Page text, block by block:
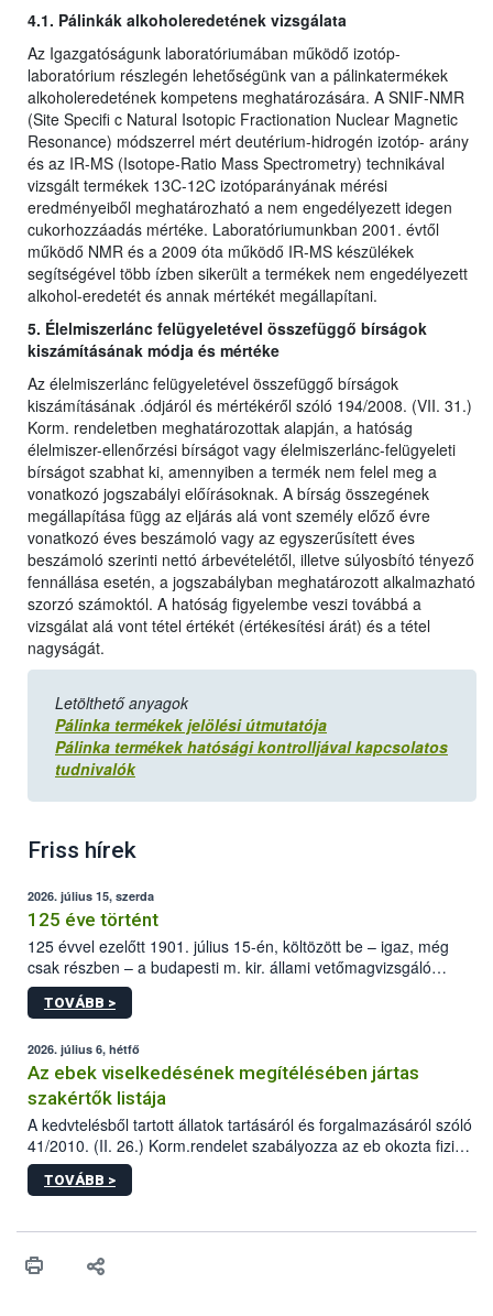
4.1. Pálinkák alkoholeredetének vizsgálata
Az Igazgatóságunk laboratóriumában működő izotóp-
laboratórium részlegén lehetőségünk van a pálinkatermékek
alkoholeredetének kompetens meghatározására. A SNIF-NMR
(Site Specifi c Natural Isotopic Fractionation Nuclear Magnetic
Resonance) módszerrel mért deutérium-hidrogén izotóp- arány
és az IR-MS (Isotope-Ratio Mass Spectrometry) technikával
vizsgált termékek 13C-12C izotóparányának mérési
eredményeiből meghatározható a nem engedélyezett idegen
cukorhozzáadás mértéke. Laboratóriumunkban 2001. évtől
működő NMR és a 2009 óta működő IR-MS készülékek
segítségével több ízben sikerült a termékek nem engedélyezett
alkohol-eredetét és annak mértékét megállapítani.
5. Élelmiszerlánc felügyeletével összefüggő bírságok
kiszámításának módja és mértéke
Az élelmiszerlánc felügyeletével összefüggő bírságok
kiszámításának .ódjáról és mértékéről szóló 194/2008. (VII. 31.)
Korm. rendeletben meghatározottak alapján, a hatóság
élelmiszer-ellenőrzési bírságot vagy élelmiszerlánc-felügyeleti
bírságot szabhat ki, amennyiben a termék nem felel meg a
vonatkozó jogszabályi előírásoknak. A bírság összegének
megállapítása függ az eljárás alá vont személy előző évre
vonatkozó éves beszámoló vagy az egyszerűsített éves
beszámoló szerinti nettó árbevételétől, illetve súlyosbító tényező
fennállása esetén, a jogszabályban meghatározott alkalmazható
szorzó számoktól. A hatóság figyelembe veszi továbbá a
vizsgálat alá vont tétel értékét (értékesítési árát) és a tétel
nagyságát.
Letölthető anyagok
Pálinka termékek jelölési útmutatója
Pálinka termékek hatósági kontrolljával kapcsolatos
tudnivalók
Friss hírek
2026. július 15, szerda
125 éve történt
125 évvel ezelőtt 1901. július 15-én, költözött be – igaz, még
csak részben – a budapesti m. kir. állami vetőmagvizsgáló
állomás a Kis Rókus utca 15. szám alatti, Czigler Győző által
tervezett új épületébe.
TOVÁBB >
2026. július 6, hétfő
Az ebek viselkedésének megítélésében jártas
szakértők listája
A kedvtelésből tartott állatok tartásáról és forgalmazásáról szóló
41/2010. (II. 26.) Korm.rendelet szabályozza az eb okozta fizikai
sérülés, illetve ennek veszélye keletkezésekor felmerülő
hatósági feladatokat, valamint a veszélyes eb tartását és annak
vonni az ebek viselkedésének megítélésében jártas szakértőt.
TOVÁBB >